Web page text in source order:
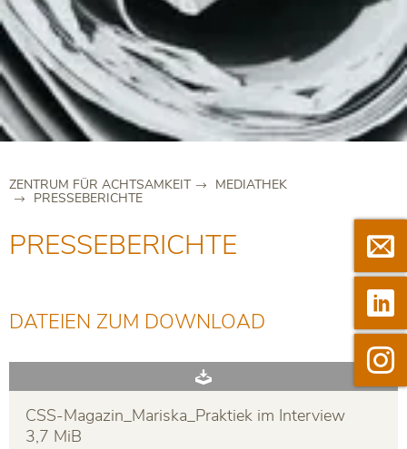
ZENTRUM FÜR ACHTSAMKEIT MEDIATHEK
PRESSEBERICHTE
PRESSEBERICHTE
DATEIEN ZUM DOWNLOAD
CSS-Magazin_Mariska_Praktiek im Interview
3,7 MiB


